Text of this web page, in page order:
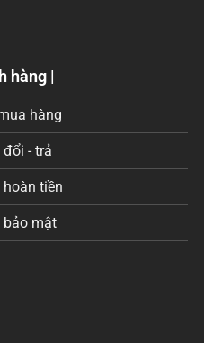
hàng |
hàng
đổi - trả
hoàn tiền
bảo mật